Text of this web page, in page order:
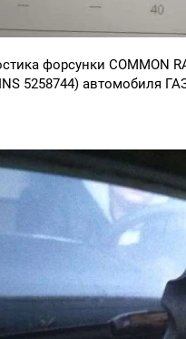
форсунки COMMON
5258744) автомобиля